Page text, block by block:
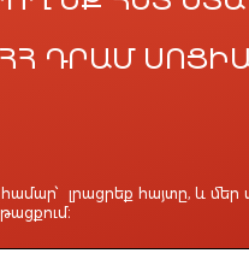
ՀՀ ԴՐԱՄ
համար՝ լրացրեք հայտը, և